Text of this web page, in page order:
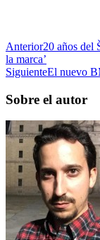
Anterior20 años del
la marca’
SiguienteEl nuevo
Sobre el autor